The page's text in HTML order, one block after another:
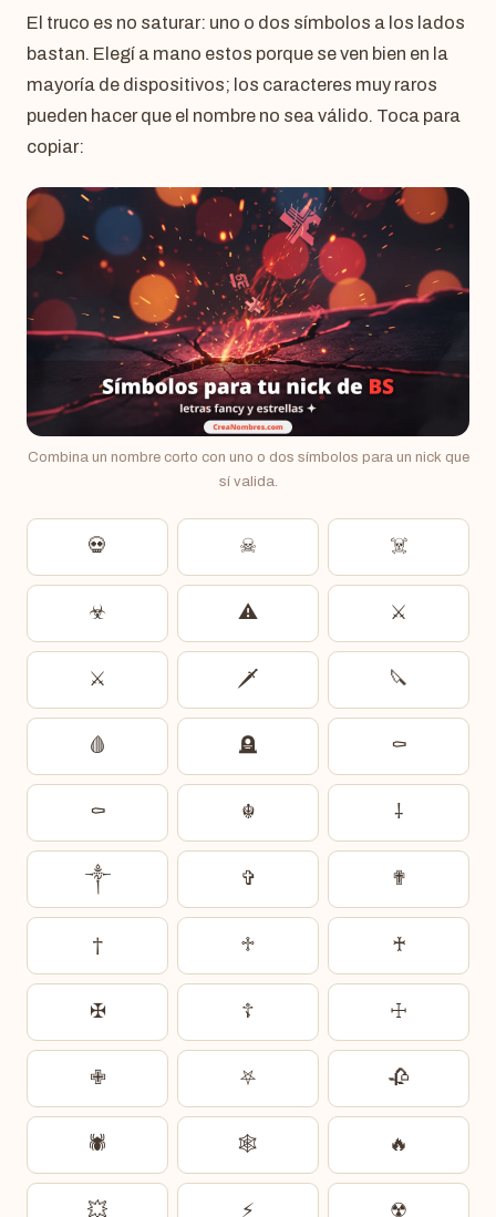
El truco es no saturar: uno o dos símbolos a los lados
bastan. Elegí a mano estos porque se ven bien en la
mayoría de dispositivos; los caracteres muy raros
pueden hacer que el nombre no sea válido. Toca para
copiar:
Combina un nombre corto con uno o dos símbolos para un nick que
sí valida.
💀 ☠︎ ☠️
☣︎ ⚠︎ ⚔︎
⚔️ 🗡️ 🔪
🩸 🪦 ⚰︎
⚰️ ☬ ⸸
༒︎ ✞ ✟
† ♱ ♰
✠ ☦︎ ☩
✙ ⛧ 🥀
🕷️ 🕸️ 🔥
💥 ⚡ ☢︎